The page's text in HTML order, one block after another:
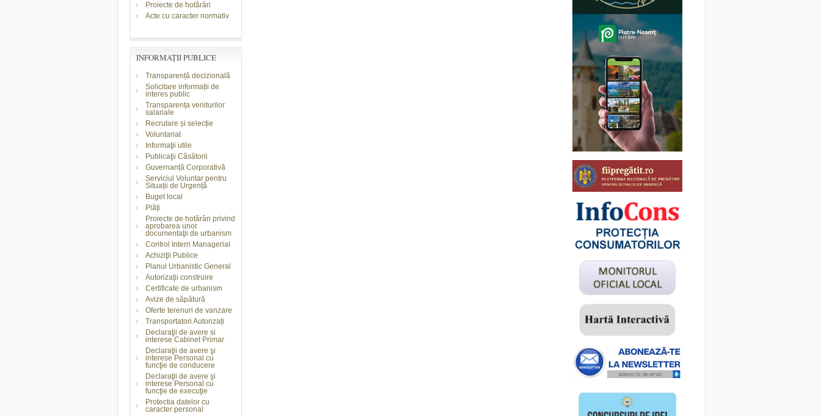
Proiecte de hotărâri
Acte cu caracter normativ
INFORMAŢII PUBLICE
Transparență decizională
Solicitare informații de
interes public
Transparența veniturilor
salariale
Recrutare și selecție
Voluntariat
Informaţii utile
Publicaţii Căsătorii
Guvernanță Corporativă
Serviciul Voluntar pentru
Situații de Urgență
Buget local
Plăți
Proiecte de hotărâri privind
aprobarea unor
documentaţii de urbanism
Control Intern Managerial
Achiziţii Publice
Planul Urbanistic General
Autorizaţii construire
Certificate de urbanism
Avize de săpătură
Oferte terenuri de vanzare
Transportatori Autorizați
Declaraţii de avere si
interese Cabinet Primar
Declaraţii de avere şi
interese Personal cu
funcţie de conducere
Declaraţii de avere şi
interese Personal cu
funcţie de execuţie
Protectia datelor cu
caracter personal